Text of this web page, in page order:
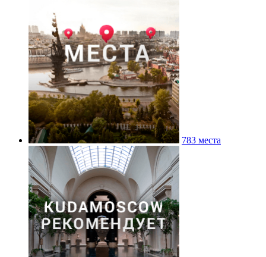
783 места